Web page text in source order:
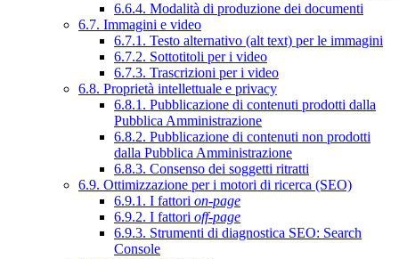
6.6.4. Modalità di produzione dei documenti
6.7. Immagini e video
6.7.1. Testo alternativo (alt text) per le immagini
6.7.2. Sottotitoli per i video
6.7.3. Trascrizioni per i video
6.8. Proprietà intellettuale e privacy
6.8.1. Pubblicazione di contenuti prodotti dalla
Pubblica Amministrazione
6.8.2. Pubblicazione di contenuti non prodotti
dalla Pubblica Amministrazione
6.8.3. Consenso dei soggetti ritratti
6.9. Ottimizzazione per i motori di ricerca (SEO)
6.9.1. I fattori on-page
6.9.2. I fattori off-page
6.9.3. Strumenti di diagnostica SEO: Search
Console